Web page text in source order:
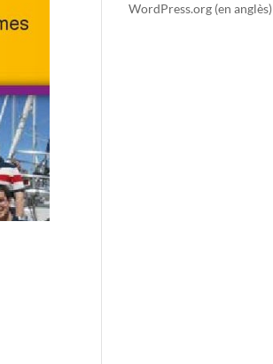
WordPress.org (en anglès)